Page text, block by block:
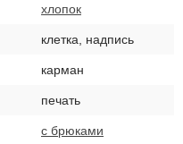
хлопок
клетка, надпись
карман
печать
с брюками